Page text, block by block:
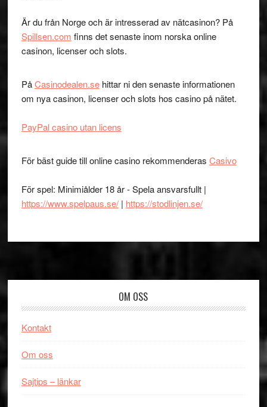
Är du från Norge och är intresserad av nätcasinon? På
Spillsen.com finns det senaste inom norska online
casinon, licenser och slots.
PåCasinodealen.sehittar ni den senaste informationen
om nya casinon, licenser och slots hos casino på nätet.
PayPal casino utan licens
För bäst guide till online casino rekommenderas Casivo
För spel: Minimiålder 18 år - Spela ansvarsfullt |
https://www.spelpaus.se/| https://stodlinjen.se/
OM OSS
Kontakt
Om oss
Sajtips – länkar